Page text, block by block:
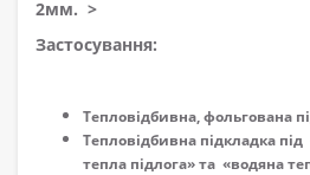
2мм. >
Застосування:
Тепловідбивна, фольгована
Тепловідбивна підкладка
тепла підлога» та «водяна